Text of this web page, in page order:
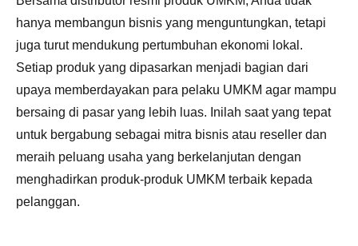
hanya membangun bisnis yang menguntungkan, tetapi
juga turut mendukung pertumbuhan ekonomi lokal.
Setiap produk yang dipasarkan menjadi bagian dari
upaya memberdayakan para pelaku UMKM agar mampu
bersaing di pasar yang lebih luas. Inilah saat yang tepat
untuk bergabung sebagai mitra bisnis atau reseller dan
meraih peluang usaha yang berkelanjutan dengan
menghadirkan produk-produk UMKM terbaik kepada
pelanggan.